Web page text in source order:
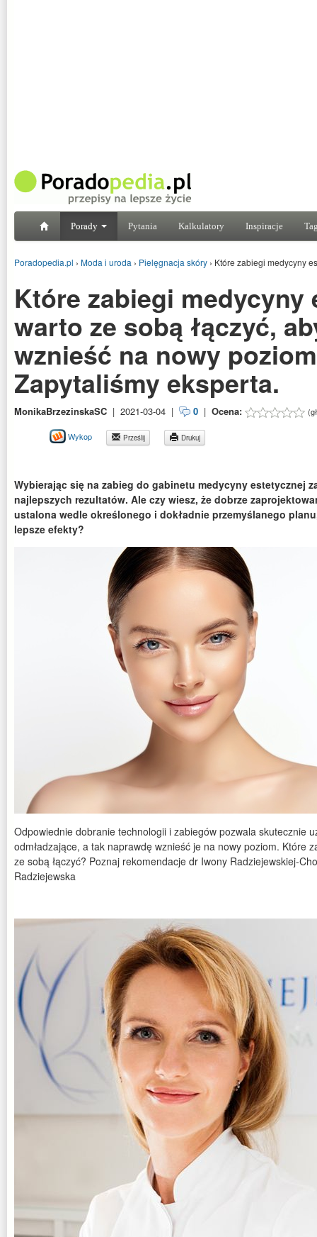
Porady Pytania Kalkulatory Inspiracje
Poradopedia.pl › Moda i uroda › Pielęgnacja skóry › Które zabiegi medycyny
Które zabiegi medycyny
warto ze sobą łączyć,
wznieść na nowy
Zapytaliśmy eksperta.
MonikaBrzezinskaSC | 2021-03-04 | 0 | Ocena:
Wykop Prześlij Drukuj
Wybierając się na zabieg do gabinetu medycyny estetycznej
najlepszych rezultatów. Ale czy wiesz, że dobrze
ustalona wedle określonego i dokładnie przemyślanego
lepsze efekty?
Odpowiednie dobranie technologii i zabiegów pozwala skutecznie
odmładzające, a tak naprawdę wznieść je na nowy poziom. Które
ze sobą łączyć? Poznaj rekomendacje dr Iwony Radziejewskiej-
Radziejewska